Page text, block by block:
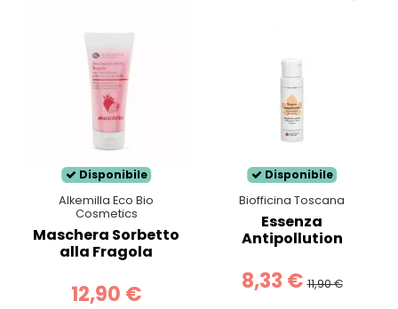
Disponibile
Alkemilla Eco Bio
Cosmetics
Maschera Sorbetto
alla Fragola
12,90 €
Disponibile
Biofficina Toscana
Essenza
Antipollution
8,33 € 11,90 €